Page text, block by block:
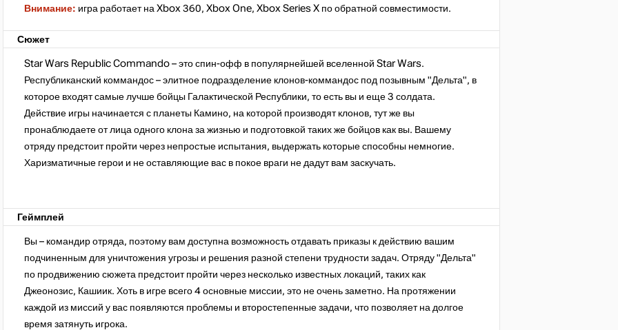
Внимание: игра работает на Xbox 360, Xbox One, Xbox Series X по обратной совместимости.
Сюжет
Star Wars Republic Commando – это спин-офф в популярнейшей вселенной Star Wars.
Республиканский коммандос – элитное подразделение клонов-коммандос под позывным "Дельта", в
которое входят самые лучше бойцы Галактической Республики, то есть вы и еще 3 солдата.
Действие игры начинается с планеты Камино, на которой производят клонов, тут же вы
пронаблюдаете от лица одного клона за жизнью и подготовкой таких же бойцов как вы. Вашему
отряду предстоит пройти через непростые испытания, выдержать которые способны немногие.
Харизматичные герои и не оставляющие вас в покое враги не дадут вам заскучать.
Геймплей
Вы – командир отряда, поэтому вам доступна возможность отдавать приказы к действию вашим
подчиненным для уничтожения угрозы и решения разной степени трудности задач. Отряду "Дельта"
по продвижению сюжета предстоит пройти через несколько известных локаций, таких как
Джеонозис, Кашиик. Хоть в игре всего 4 основные миссии, это не очень заметно. На протяжении
каждой из миссий у вас появляются проблемы и второстепенные задачи, что позволяет на долгое
время затянуть игрока.